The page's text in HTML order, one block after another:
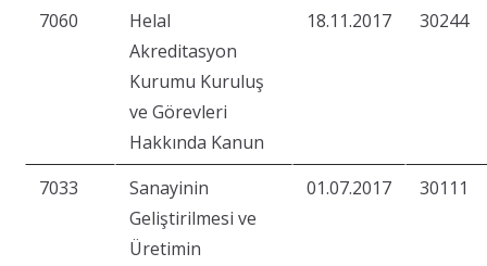
7060
Helal
Akreditasyon
Kurumu Kuruluş
ve Görevleri
Hakkında Kanun
18.11.2017 30244
7033
Sanayinin
Geliştirilmesi ve
Üretimin
01.07.2017 30111